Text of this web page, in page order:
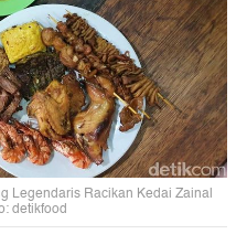
Legendaris Racikan Kedai Zainal
detikfood